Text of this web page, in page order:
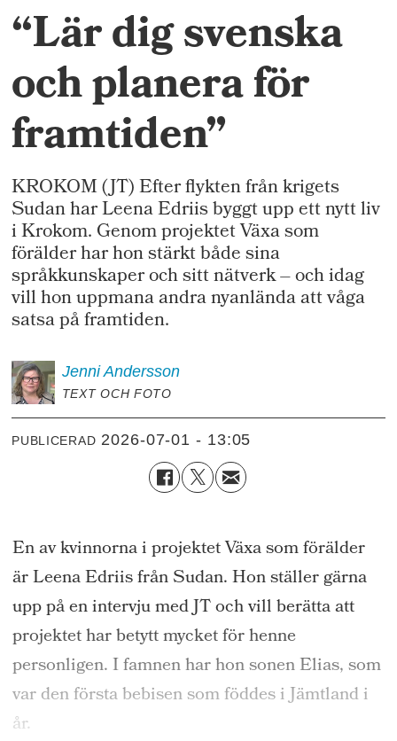
“Lär dig svenska
och planera för
framtiden”
KROKOM (JT) Efter flykten från krigets
Sudan har Leena Edriis byggt upp ett nytt liv
i Krokom. Genom projektet Växa som
förälder har hon stärkt både sina
språkkunskaper och sitt nätverk – och idag
vill hon uppmana andra nyanlända att våga
satsa på framtiden.
Jenni Andersson
TEXT OCH FOTO
PUBLICERAD 2026-07-01 - 13:05
En av kvinnorna i projektet Växa som förälder
är Leena Edriis från Sudan. Hon ställer gärna
upp på en intervju med JT och vill berätta att
projektet har betytt mycket för henne
personligen. I famnen har hon sonen Elias, som
var den första bebisen som föddes i Jämtland i
år.